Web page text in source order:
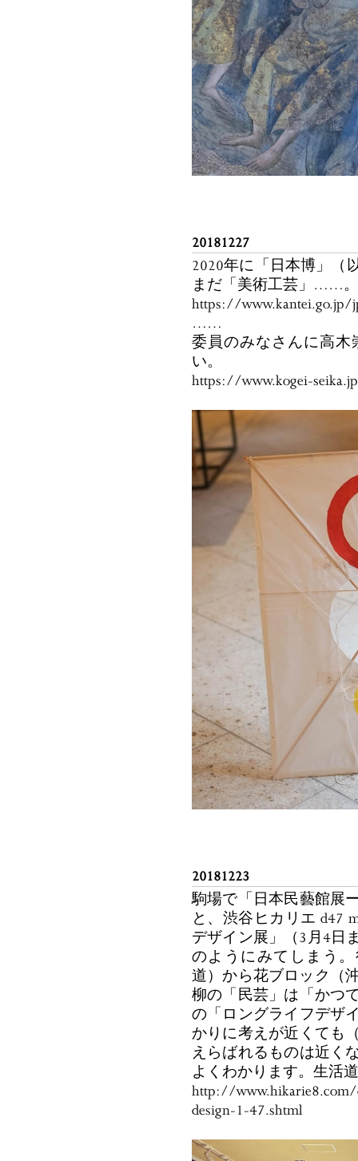
20181227
2020年に「日本博」（
まだ「美術工芸」……。
https://
……
委員のみなさんに高
い。
https://www.kogei-
20181223
駒場で「日本民藝館展
と、渋谷ヒカリエ d47
デザイン展」（3月4日
のようにみてしまう
道）から花ブロック（
柳の「民芸」は「かつ
の「ロングライフデザ
かりに考えが近くても
えらばれるものは近く
よくわかります。生活
http://
design-1-47.shtml